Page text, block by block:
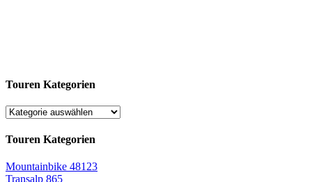
Touren Kategorien
Touren Kategorien
Mountainbike 48123
Transalp 865